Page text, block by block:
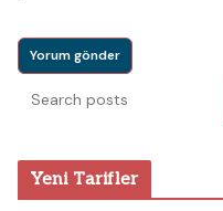
Yeni Tarifler